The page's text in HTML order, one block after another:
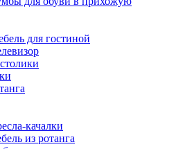
для гостиной
качалки
из ротанга